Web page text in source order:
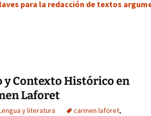
para la redacción de textos
y Contexto Histórico en
Laforet
y literatura carmen laforet,